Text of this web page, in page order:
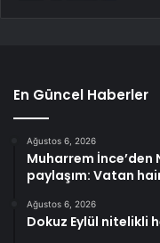
En Güncel Haberler
Ağustos 6, 2026
Muharrem İnce’den
paylaşım: Vatan
Ağustos 6, 2026
Dokuz Eylül nitelikli